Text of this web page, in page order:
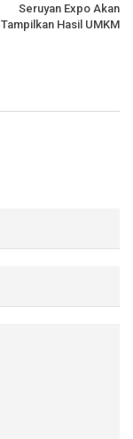
Seruyan Expo Akan
Tampilkan Hasil UMKM